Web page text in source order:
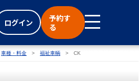
ログイン
予約す
る
車種・料金 福祉車輌 CK